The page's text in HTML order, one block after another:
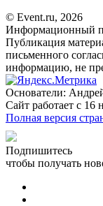
© Event.ru, 2026
Информационный
Публикация
письменного
информацию, не
Основатели:
Сайт работает с 16
Полная версия
Подпишитесь
чтобы получать